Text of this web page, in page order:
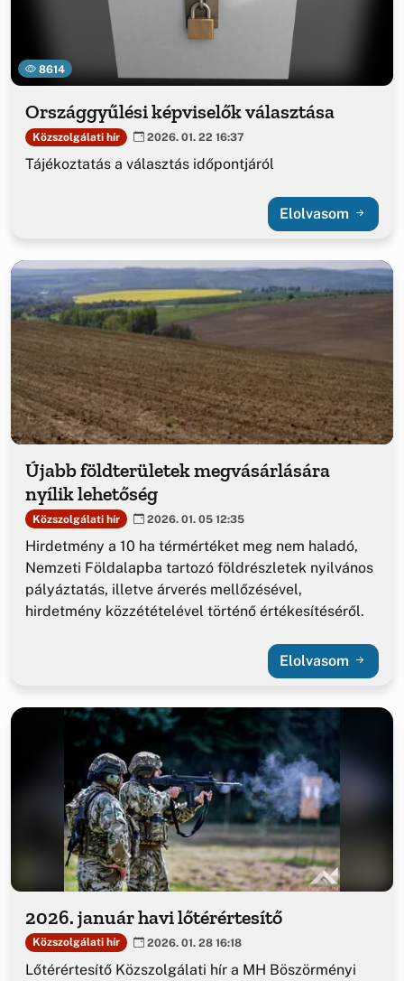
8614
Országgyűlési képviselők választása
Közszolgálati hír 2026. 01. 22 16:37
Tájékoztatás a választás időpontjáról
Elolvasom
Újabb földterületek megvásárlására
nyílik lehetőség
Közszolgálati hír 2026. 01. 05 12:35
Hirdetmény a 10 ha térmértéket meg nem haladó,
Nemzeti Földalapba tartozó földrészletek nyilvános
pályáztatás, illetve árverés mellőzésével,
hirdetmény közzétételével történő értékesítéséről.
Elolvasom
2026. január havi lőtérértesítő
Közszolgálati hír 2026. 01. 28 16:18
Lőtérértesítő Közszolgálati hír a MH Böszörményi